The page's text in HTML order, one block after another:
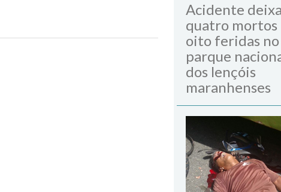
Acidente
quatro mortos
oito feridas no
parque
dos lençóis
maranhenses